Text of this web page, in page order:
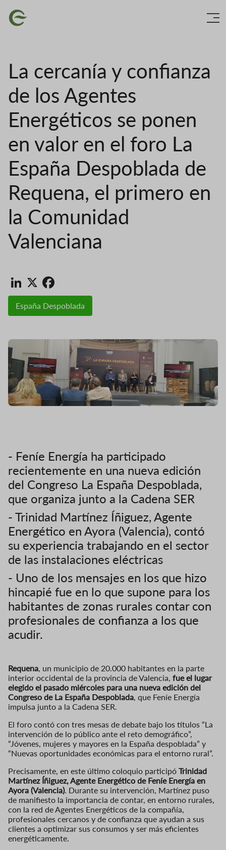
Imaxe
La cercanía y confianza
de los Agentes
Energéticos se ponen
en valor en el foro La
España Despoblada de
Requena, el primero en
la Comunidad
Valenciana
LinkedIn
X
España Despoblada
- Feníe Energía ha participado
recientemente en una nueva edición
del Congreso La España Despoblada,
que organiza junto a la Cadena SER
- Trinidad Martínez Íñiguez, Agente
Energético en Ayora (Valencia), contó
su experiencia trabajando en el sector
de las instalaciones eléctricas
- Uno de los mensajes en los que hizo
hincapié fue en lo que supone para los
habitantes de zonas rurales contar con
profesionales de confianza a los que
acudir.
Requena , un municipio de 20.000 habitantes en la parte
interior occidental de la provincia de Valencia, fue el lugar
elegido el pasado miércoles para una nueva edición del
Congreso de La España Despoblada , que Feníe Energía
impulsa junto a la Cadena SER.
El foro contó con tres mesas de debate bajo los títulos “La
intervención de lo público ante el reto demográfico”,
“Jóvenes, mujeres y mayores en la España despoblada” y
“Nuevas oportunidades económicas para el entorno rural”.
Precisamente, en este último coloquio participó Trinidad
Martínez Íñiguez, Agente Energético de Feníe Energía en
Ayora (Valencia). Durante su intervención, Martínez puso
de manifiesto la importancia de contar, en entorno rurales,
con la red de Agentes Energéticos de la compañía,
profesionales cercanos y de confianza que ayudan a sus
clientes a optimizar sus consumos y ser más eficientes
energéticamente.